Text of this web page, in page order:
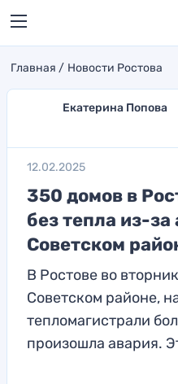
Главная Новости Ростова
Екатерина Попова
12.02.2025
350 домов в
без тепла из-за
Советском
В Ростове во
Советском районе,
тепломагистрали
произошла авария.